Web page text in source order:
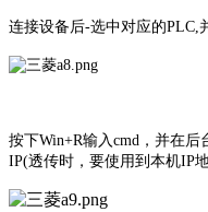
连接设备后-选中对应的PLC,
按下Win+R输入cmd，并在
IP(透传时，要使用到本机IP地